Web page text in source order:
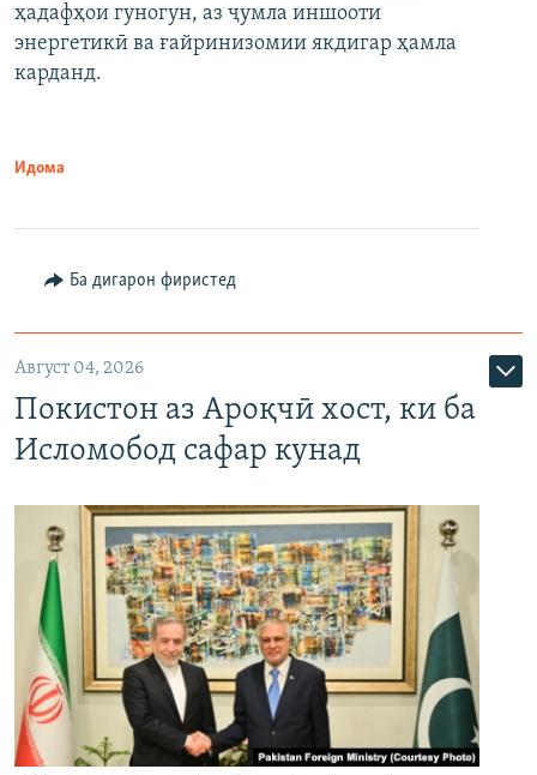
ҳадафҳои гуногун, аз ҷумла иншооти
энергетикӣ ва ғайринизомии якдигар ҳамла
карданд.
Идома
Ба дигарон фиристед
Август 04, 2026
Покистон аз Ароқчӣ хост, ки ба
Исломобод сафар кунад